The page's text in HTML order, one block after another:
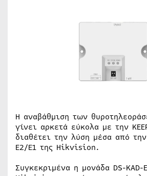
Η αναβάθμιση των
γίνει αρκετά εύκολα με την
διαθέτει την λύση μέσα από
E2/E1 της Hikvision.
Συγκεκριμένα η μονάδα DS-KAD-